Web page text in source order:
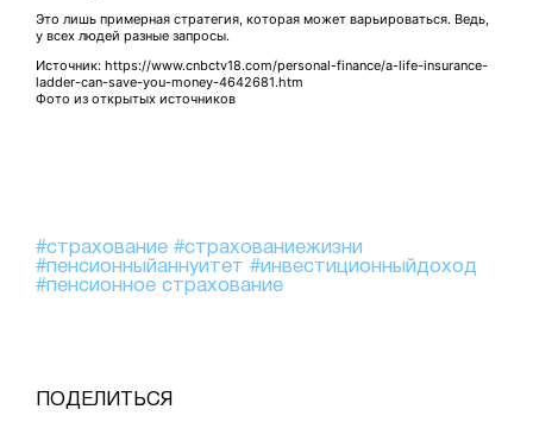
Это лишь примерная стратегия, которая может варьироваться. Ведь,
у всех людей разные запросы.
Источник: https://www.cnbctv18.com/personal-finance/a-life-insurance-
ladder-can-save-you-money-4642681.htm
Фото из открытых источников
#страхование #страхованиежизни
#пенсионныйаннуитет #инвестиционныйдоход
#пенсионное страхование
ПОДЕЛИТЬСЯ